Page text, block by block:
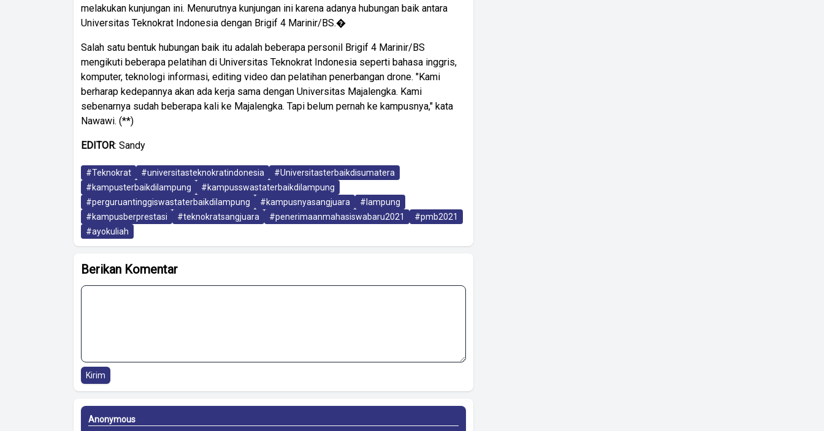
melakukan kunjungan ini. Menurutnya kunjungan ini karena adanya hubungan baik antara
Universitas Teknokrat Indonesia dengan Brigif 4 Marinir/BS.�
Salah satu bentuk hubungan baik itu adalah beberapa personil Brigif 4 Marinir/BS
mengikuti beberapa pelatihan di Universitas Teknokrat Indonesia seperti bahasa inggris,
komputer, teknologi informasi, editing video dan pelatihan penerbangan drone. "Kami
berharap kedepannya akan ada kerja sama dengan Universitas Majalengka. Kami
sebenarnya sudah beberapa kali ke Majalengka. Tapi belum pernah ke kampusnya," kata
Nawawi. (**)
EDITOR: Sandy
#Teknokrat #universitasteknokratindonesia
#Universitasterbaikdisumatera
#kampusterbaikdilampung
#kampusswastaterbaikdilampung
#perguruantinggiswastaterbaikdilampung
#kampusnyasangjuara
#lampung
#kampusberprestasi
#teknokratsangjuara #penerimaanmahasiswabaru2021
#pmb2021
#ayokuliah
Berikan Komentar
Kirim
Anonymous